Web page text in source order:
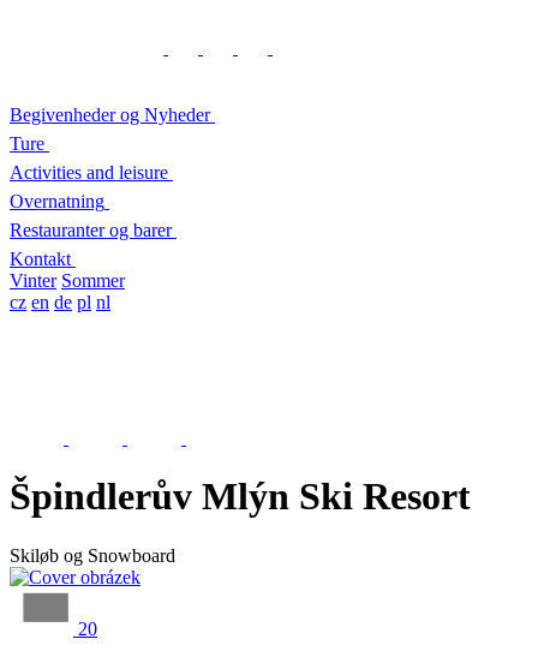
Begivenheder og Nyheder
Ture
Activities and leisure
Overnatning
Restauranter og barer
Kontakt
Vinter Sommer
cz en de pl nl
Špindlerův Mlýn Ski Resort
Skiløb og Snowboard
20